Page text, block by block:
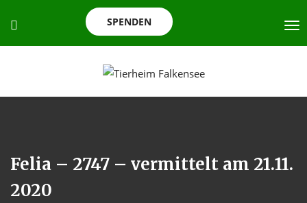
SPENDEN
Felia – 2747 – vermittelt am 21.11.
2020